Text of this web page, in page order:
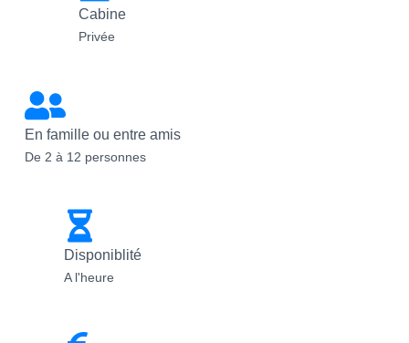
Cabine
Privée
En famille ou entre amis
De 2 à 12 personnes
Disponiblité
A l'heure